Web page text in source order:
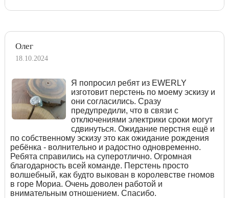
Олег
18.10.2024
Я попросил ребят из EWERLY
изготовит перстень по моему эскизу и
они согласились. Сразу
предупредили, что в связи с
отключениями электрики сроки могут
сдвинуться. Ожидание перстня ещё и
по собственному эскизу это как ожидание рождения
ребёнка - волнительно и радостно одновременно.
Ребята справились на суперотлично. Огромная
благодарность всей команде. Перстень просто
волшебный, как будто выкован в королевстве гномов
в горе Мориа. Очень доволен работой и
внимательным отношением. Спасибо.